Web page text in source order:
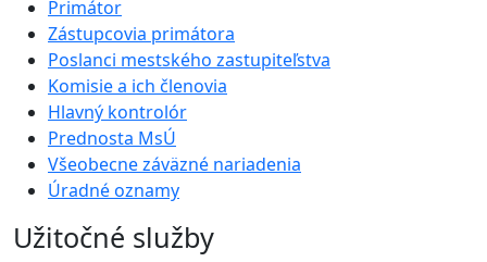
Primátor
Zástupcovia primátora
Poslanci mestského zastupiteľstva
Komisie a ich členovia
Hlavný kontrolór
Prednosta MsÚ
Všeobecne záväzné nariadenia
Úradné oznamy
Užitočné služby